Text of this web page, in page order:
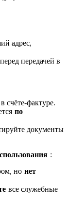
адрес,
перед передачей в
в счёте-фактуре.
по
документы
:
но нет
все служебные